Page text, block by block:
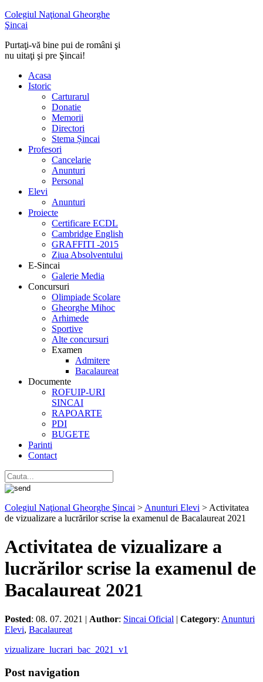
Colegiul Naţional Gheorghe
Şincai
Purtaţi-vă bine pui de români şi
nu uitaţi şi pre Şincai!
Acasa
Istoric
Carturarul
Donatie
Memorii
Directori
Stema Șincai
Profesori
Cancelarie
Anunturi
Personal
Elevi
Anunturi
Proiecte
Certificare ECDL
Cambridge English
GRAFFITI -2015
Ziua Absolventului
E-Sincai
Galerie Media
Concursuri
Olimpiade Scolare
Gheorghe Mihoc
Arhimede
Sportive
Alte concursuri
Examen
Admitere
Bacalaureat
Documente
ROFUIP-URI
SINCAI
RAPOARTE
PDI
BUGETE
Parinti
Contact
Colegiul Naţional Gheorghe Şincai > Anunturi Elevi > Activitatea
de vizualizare a lucrărilor scrise la examenul de Bacalaureat 2021
Activitatea de vizualizare a
lucrărilor scrise la examenul de
Bacalaureat 2021
Posted: 08. 07. 2021 | Author: Sincai Oficial | Category: Anunturi
Elevi, Bacalaureat
vizualizare_lucrari_bac_2021_v1
Post navigation